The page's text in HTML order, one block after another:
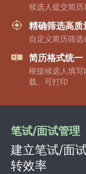
候选人提交简
精确筛选高质
自定义简历筛
简历格式统一
根据候选人填
载、可打印
笔试/面试管理
建立笔试/面
转效率